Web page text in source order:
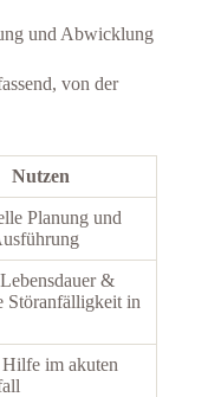
und Abwicklung
von der
Nutzen
Planung und
&
Störanfälligkeit in
Hilfe im akuten